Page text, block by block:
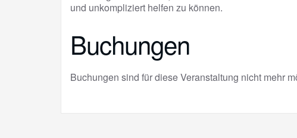
und unkompliziert helfen zu können.
Buchungen
Buchungen sind für diese Veranstaltung nicht mehr